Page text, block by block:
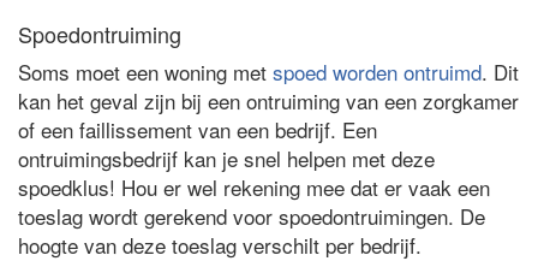
Spoedontruiming
Soms moet een woning met spoed worden ontruimd. Dit
kan het geval zijn bij een ontruiming van een zorgkamer
of een faillissement van een bedrijf. Een
ontruimingsbedrijf kan je snel helpen met deze
spoedklus! Hou er wel rekening mee dat er vaak een
toeslag wordt gerekend voor spoedontruimingen. De
hoogte van deze toeslag verschilt per bedrijf.